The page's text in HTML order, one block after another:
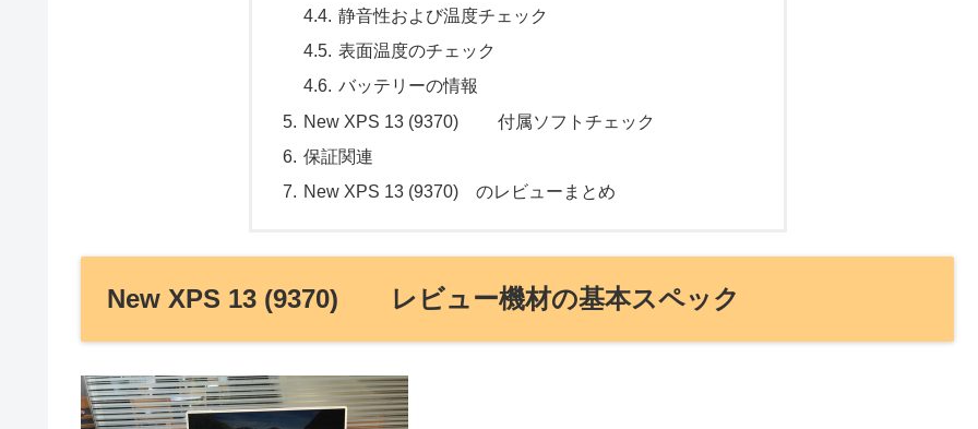
静音性および温度チェック
表面温度のチェック
バッテリーの情報
New XPS 13 (9370) 付属ソフトチェック
保証関連
New XPS 13 (9370) のレビューまとめ
New XPS 13 (9370) レビュー機材の基本スペック